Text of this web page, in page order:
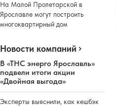
На Малой Пролетарской в
Ярославле могут построить
многоквартирный дом
Новости компаний
В «ТНС энерго Ярославль»
подвели итоги акции
«Двойная выгода»
Эксперты выяснили, как кешбэк